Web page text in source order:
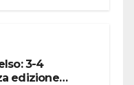
3-4
edizione